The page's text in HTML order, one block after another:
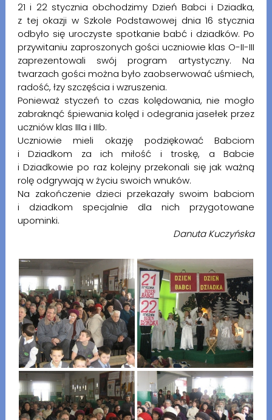
21 i 22 stycznia obchodzimy Dzień Babci i Dziadka,
z tej okazji w Szkole Podstawowej dnia 16 stycznia
odbyło się uroczyste spotkanie babć i dziadków. Po
przywitaniu zaproszonych gości uczniowie klas O-II-III
zaprezentowali swój program artystyczny. Na
twarzach gości można było zaobserwować uśmiech,
radość, łzy szczęścia i wzruszenia.
Ponieważ styczeń to czas kolędowania, nie mogło
zabraknąć śpiewania kolęd i odegrania jasełek przez
uczniów klas IIIa i IIIb.
Uczniowie mieli okazję podziękować Babciom
i Dziadkom za ich miłość i troskę, a Babcie
i Dziadkowie po raz kolejny przekonali się jak ważną
rolę odgrywają w życiu swoich wnuków.
Na zakończenie dzieci przekazały swoim babciom
i dziadkom specjalnie dla nich przygotowane
upominki.
Danuta Kuczyńska